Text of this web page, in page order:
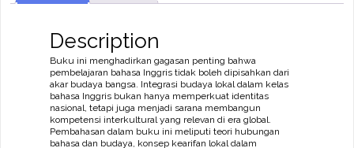
Description
Buku ini menghadirkan gagasan penting bahwa
pembelajaran bahasa Inggris tidak boleh dipisahkan dari
akar budaya bangsa. Integrasi budaya lokal dalam kelas
bahasa Inggris bukan hanya memperkuat identitas
nasional, tetapi juga menjadi sarana membangun
kompetensi interkultural yang relevan di era global.
Pembahasan dalam buku ini meliputi teori hubungan
bahasa dan budaya, konsep kearifan lokal dalam